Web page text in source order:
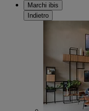
Marchi ibis
Indietro